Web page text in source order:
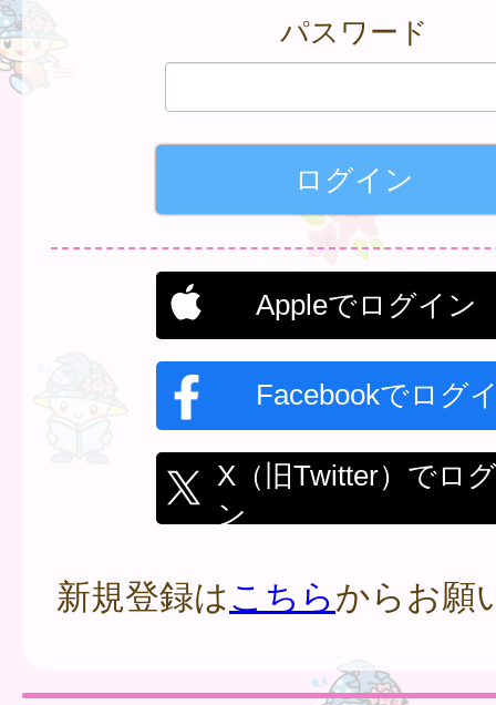
パスワード
Appleでログイン
Facebookでログ
X（旧Twitter）でロ
ン
新規登録はこちらからお願